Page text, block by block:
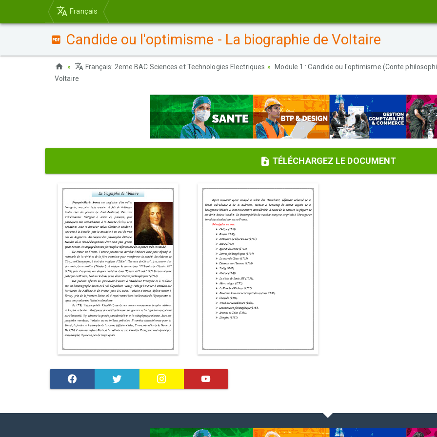
Français
Candide ou l'optimisme - La biographie de Voltaire
Français: 2eme BAC Sciences et Technologies Electriques Module 1 : Candide ou l'optimisme (Conte
Voltaire
TÉLÉCHARGEZ LE DOCUMENT